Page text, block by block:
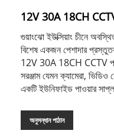
12V 30A 18CH CCTV
গুয়াংঝো ইউক্সিয়াং চীনে
বিশেষ একজন পেশাদার
12V 30A 18CH CCTV
সরঞ্জাম যেমন ক্যামেরা,
একটি ইউনিফাইড পাওয়ার
অনুসন্ধান পাঠান